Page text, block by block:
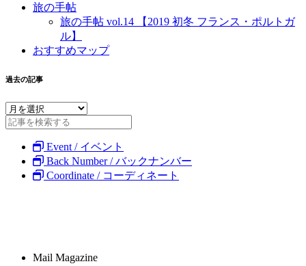
旅の手帖
旅の手帖 vol.14 【2019 初冬 フランス・ポルトガ
ル】
おすすめマップ
過去の記事
Event / イベント
Back Number / バックナンバー
Coordinate / コーディネート
Mail Magazine